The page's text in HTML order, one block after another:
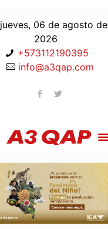
jueves, 06 de agosto de
2026
+573112190395
info@a3qap.com